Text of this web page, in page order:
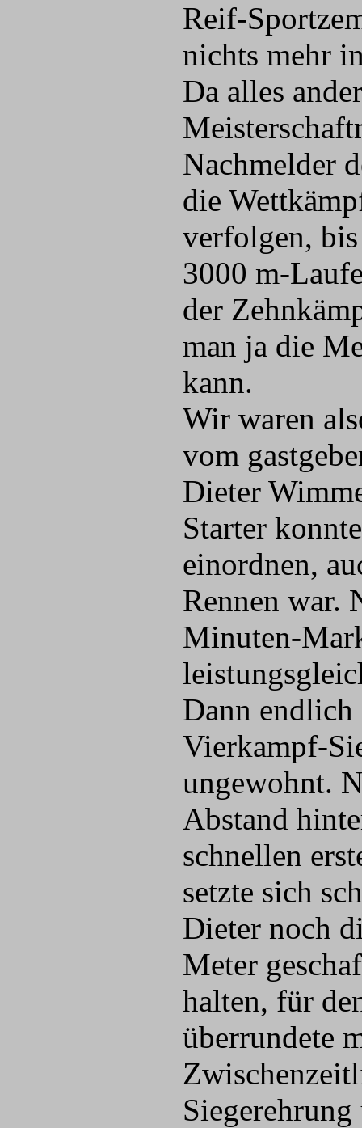
Reif-
nichts mehr
Da alles
Nachmelder
die
verfolgen,
3000 m-
der
man ja die
kann.
Wir waren
vom
Dieter
Starter
einordnen,
Rennen war.
Minuten-
Dann endlich
Vierkampf-
ungewohnt.
Abstand
schnellen
setzte sich
Dieter noch
Meter
halten, für
überrundete